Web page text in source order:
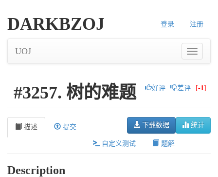
登录 注册
DARKBZOJ
UOJ
好评 差评 [-1]
#3257. 树的难题
统计
下载数据
描述 提交
自定义测试 题解
Description